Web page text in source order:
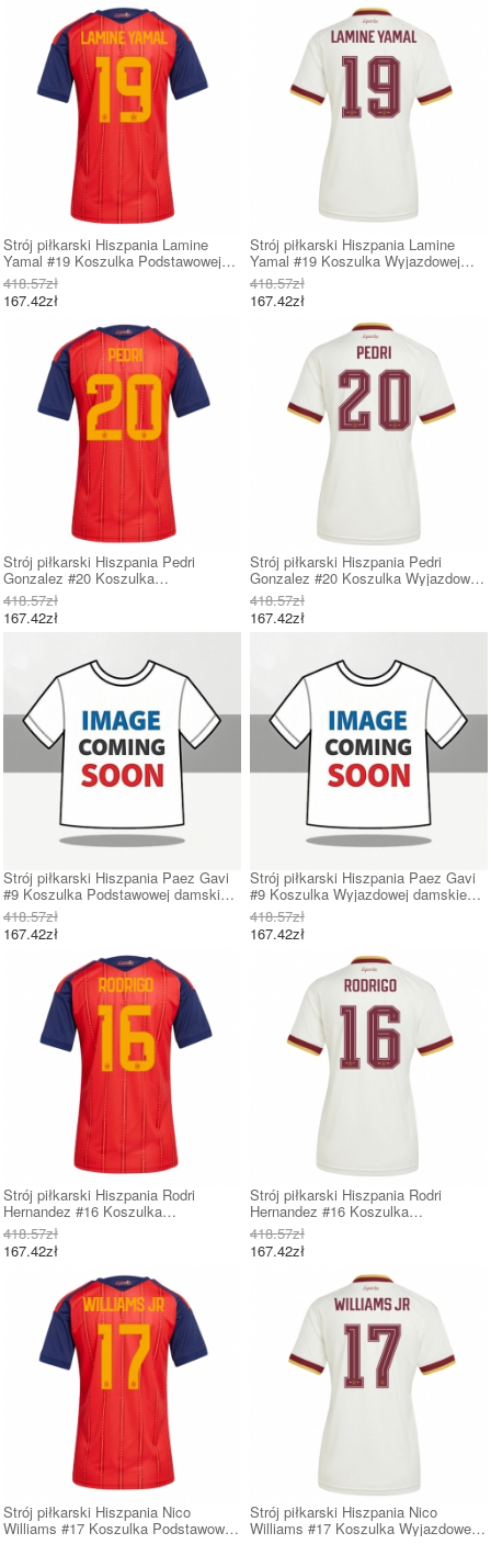
Strój piłkarski Hiszpania Lamine
Yamal #19 Koszulka Podstawowej
damskie MŚ 2026 Krótki Rękaw
418.57zł
167.42zł
Strój piłkarski Hiszpania Lamine
Yamal #19 Koszulka Wyjazdowej
damskie MŚ 2026 Krótki Rękaw
418.57zł
167.42zł
Strój piłkarski Hiszpania Pedri
Gonzalez #20 Koszulka
Podstawowej damskie MŚ 2026
Krótki Rękaw
418.57zł
167.42zł
Strój piłkarski Hiszpania Pedri
Gonzalez #20 Koszulka Wyjazdowej
damskie MŚ 2026 Krótki Rękaw
418.57zł
167.42zł
Strój piłkarski Hiszpania Paez Gavi
#9 Koszulka Podstawowej damskie
MŚ 2026 Krótki Rękaw
418.57zł
167.42zł
Strój piłkarski Hiszpania Paez Gavi
#9 Koszulka Wyjazdowej damskie
MŚ 2026 Krótki Rękaw
418.57zł
167.42zł
Strój piłkarski Hiszpania Rodri
Hernandez #16 Koszulka
Podstawowej damskie MŚ 2026
Krótki Rękaw
418.57zł
167.42zł
Strój piłkarski Hiszpania Rodri
Hernandez #16 Koszulka
Wyjazdowej damskie MŚ 2026 Krótki
Rękaw
418.57zł
167.42zł
Strój piłkarski Hiszpania Nico
Williams #17 Koszulka Podstawowej
Strój piłkarski Hiszpania Nico
Williams #17 Koszulka Wyjazdowej